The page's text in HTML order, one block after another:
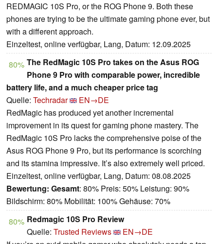
REDMAGIC 10S Pro, or the ROG Phone 9. Both these
phones are trying to be the ultimate gaming phone ever, but
with a different approach.
Einzeltest, online verfügbar, Lang, Datum: 12.09.2025
80% The RedMagic 10S Pro takes on the Asus ROG
Phone 9 Pro with comparable power, incredible
battery life, and a much cheaper price tag
Quelle: Techradar
EN→DE
RedMagic has produced yet another incremental
improvement in its quest for gaming phone mastery. The
RedMagic 10S Pro lacks the comprehensive poise of the
Asus ROG Phone 9 Pro, but its performance is scorching
and its stamina impressive. It’s also extremely well priced.
Einzeltest, online verfügbar, Lang, Datum: 08.08.2025
Bewertung: Gesamt: 80% Preis: 50% Leistung: 90%
Bildschirm: 80% Mobilität: 100% Gehäuse: 70%
80% Redmagic 10S Pro Review
Quelle: Trusted Reviews
EN→DE